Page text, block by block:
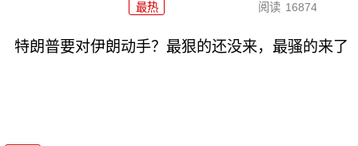
最热 阅读 16874
特朗普要对伊朗动手？最狠的还没来，最骚的来了